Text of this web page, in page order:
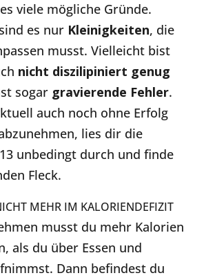
viele mögliche Gründe.
es nur Kleinigkeiten, die
musst. Vielleicht bist
nicht diszilipiniert genug
sogar gravierende Fehler.
auch noch ohne Erfolg
lies dir die
unbedingt durch und finde
Fleck.
MEHR IM KALORIENDEFIZIT
musst du mehr Kalorien
als du über Essen und
Dann befindest du